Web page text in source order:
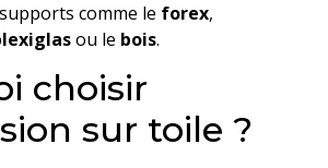
comme le forex,
ou le bois.
choisir
sur toile ?